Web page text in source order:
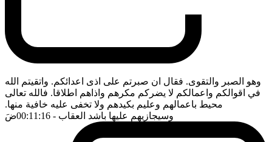
وهو الصبر والتقوى. فقال ان صبرتم على اذى اعدائكم. واتقيتم الله
في اقوالكم واعمالكم لا يضركم مكرهم واذاهم اطلاقا. فالله تعالى
محيط باعمالهم وعليم بكيدهم ولا تخفى عليه خافية منها.
وسيجازيهم عليها باشد العقاب - 00:11:16 ضَ